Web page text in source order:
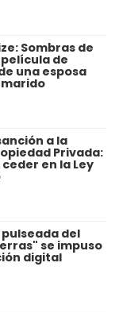
Sombras de
de
una esposa
a la
Privada:
en la Ley
del
se impuso
digital